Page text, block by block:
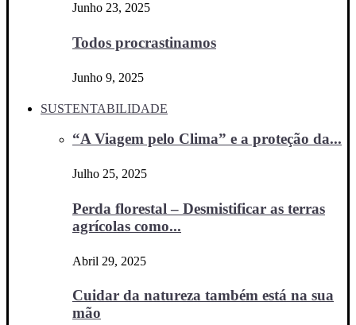
Junho 23, 2025
Todos procrastinamos
Junho 9, 2025
SUSTENTABILIDADE
“A Viagem pelo Clima” e a proteção da...
Julho 25, 2025
Perda florestal – Desmistificar as terras
agrícolas como...
Abril 29, 2025
Cuidar da natureza também está na sua
mão